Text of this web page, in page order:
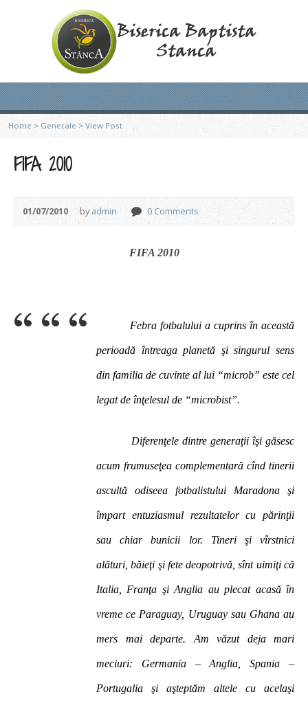
Home > Generale > View Post
FIFA 2010
01/07/2010 byadmin 0 Comments
FIFA 2010
Febra fotbalului a cuprins în această
perioadă întreaga planetă şi singurul sens
din familia de cuvinte al lui “microb” este cel
legat de înţelesul de “microbist”.
Diferenţele dintre generaţii îşi găsesc
acum frumuseţea complementară cînd tinerii
ascultă odiseea fotbalistului Maradona şi
împart entuziasmul rezultatelor cu părinţii
sau chiar bunicii lor. Tineri şi vîrstnici
alături, băieţi şi fete deopotrivă, sînt uimiţi că
Italia, Franţa şi Anglia au plecat acasă în
vreme ce Paraguay, Uruguay sau Ghana au
mers mai departe. Am văzut deja mari
meciuri: Germania – Anglia, Spania –
Portugalia şi aşteptăm altele cu acelaşi